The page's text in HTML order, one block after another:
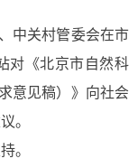
关村管委会在市
对《北京市自然科
意见稿）》向社会
。
。